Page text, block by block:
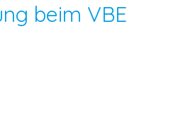
beim VBE